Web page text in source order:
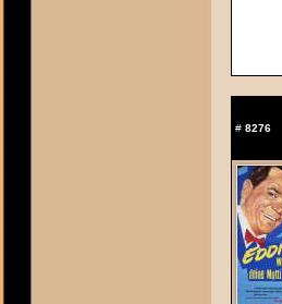
# 8276